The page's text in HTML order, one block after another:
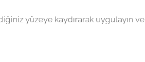
yüzeye kaydırarak uygulayın ve